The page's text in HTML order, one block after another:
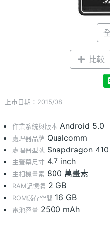
比較
上市日期：2015/08
作業系統與版本 Android 5.0
處理器品牌 Qualcomm
處理器型號 Snapdragon 410
主螢幕尺寸 4.7 inch
主相機畫素 800 萬畫素
RAM記憶體 2 GB
ROM儲存空間 16 GB
電池容量 2500 mAh